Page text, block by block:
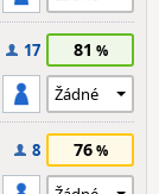
17 81
8 76